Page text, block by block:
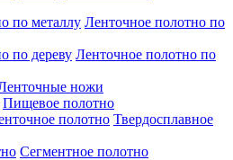
Ленточное полотно по
Ленточное полотно по
ножи
Пищевое полотно
Твердосплавное
Сегментное полотно